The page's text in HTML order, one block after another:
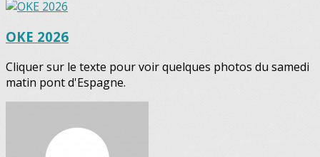
OKE 2026
Cliquer sur le texte pour voir quelques photos du samedi
matin pont d'Espagne.